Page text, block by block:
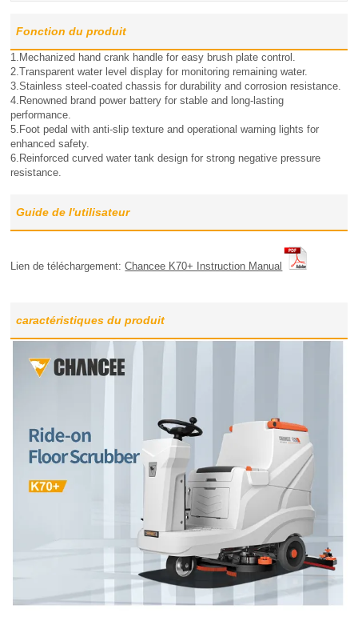
Fonction du produit
1.Mechanized hand crank handle for easy brush plate control.
2.Transparent water level display for monitoring remaining water.
3.Stainless steel-coated chassis for durability and corrosion resistance.
4.Renowned brand power battery for stable and long-lasting
performance.
5.Foot pedal with anti-slip texture and operational warning lights for
enhanced safety.
6.Reinforced curved water tank design for strong negative pressure
resistance.
Guide de l'utilisateur
Lien de téléchargement:Chancee K70+ Instruction Manual
caractéristiques du produit